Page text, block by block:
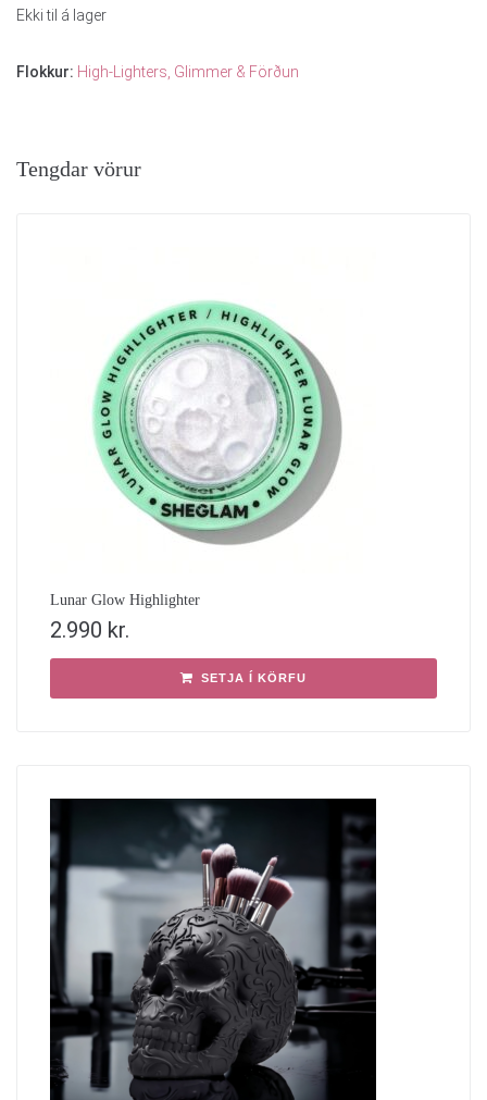
Ekki til á lager
Flokkur: High-Lighters, Glimmer & Förðun
Tengdar vörur
Lunar Glow Highlighter
2.990 kr.
SETJA Í KÖRFU